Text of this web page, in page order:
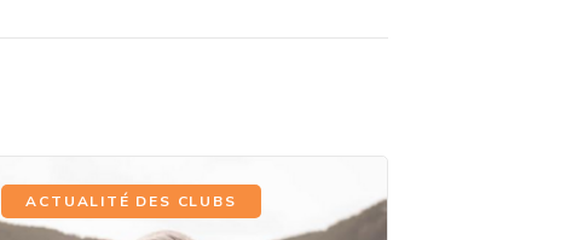
ACTUALITÉ DES CLUBS